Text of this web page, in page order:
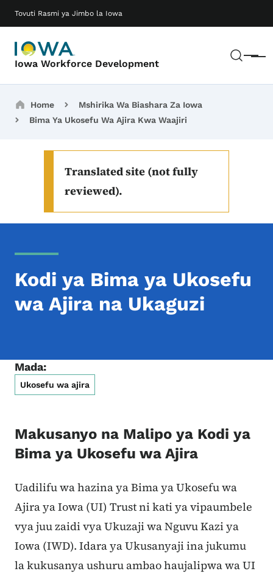
Tovuti Rasmi ya Jimbo la Iowa
Iowa Workforce Development
Main navigation
Breadcrumbs
Home
Mshirika Wa Biashara Za Iowa
Bima Ya Ukosefu Wa Ajira Kwa Waajiri
Translated site (not fully
reviewed).
Kodi ya Bima ya Ukosefu
wa Ajira na Ukaguzi
Mada:
Ukosefu wa ajira
Makusanyo na Malipo ya Kodi ya
Bima ya Ukosefu wa Ajira
Uadilifu wa hazina ya Bima ya Ukosefu wa
Ajira ya Iowa (UI) Trust ni kati ya vipaumbele
vya juu zaidi vya Ukuzaji wa Nguvu Kazi ya
Iowa (IWD). Idara ya Ukusanyaji ina jukumu
la kukusanya ushuru ambao haujalipwa wa UI